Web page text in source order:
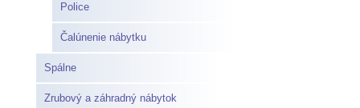
Police
Čalúnenie nábytku
Spálne
Zrubový a záhradný nábytok